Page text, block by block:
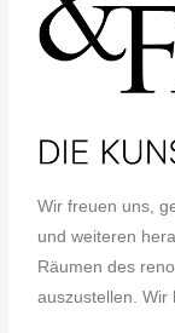
Wir freuen uns,
und weiteren
Räumen des
auszustellen. Wir